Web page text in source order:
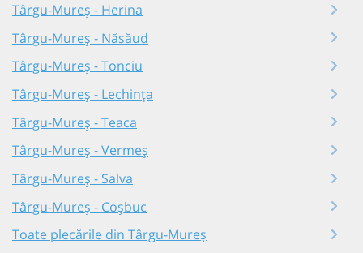
Târgu-Mureș - Herina
Târgu-Mureș - Năsăud
Târgu-Mureș - Tonciu
Târgu-Mureș - Lechința
Târgu-Mureș - Teaca
Târgu-Mureș - Vermeș
Târgu-Mureș - Salva
Târgu-Mureș - Coșbuc
Toate plecările din Târgu-Mureș